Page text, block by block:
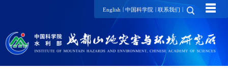
English | 中国科学院 | 联系我们 | ☰